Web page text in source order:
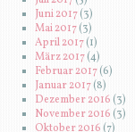
Juni 2017(3)
Mai 2017(3)
April 2017(1)
März 2017(4)
Februar 2017(6)
Januar 2017(8)
Dezember 2016 (3)
November 2016 (3)
Oktober 2016 (7)